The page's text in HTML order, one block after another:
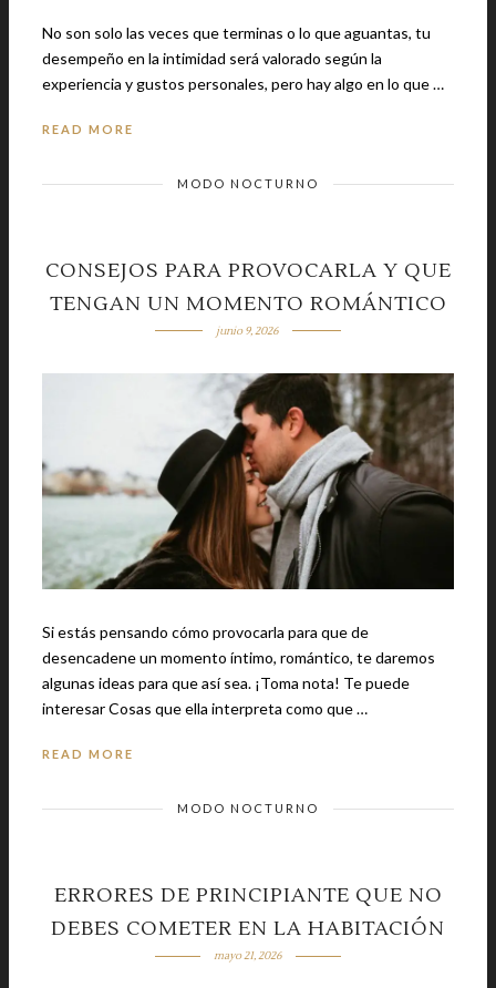
No son solo las veces que terminas o lo que aguantas, tu
desempeño en la intimidad será valorado según la
experiencia y gustos personales, pero hay algo en lo que …
READ MORE
MODO NOCTURNO
CONSEJOS PARA PROVOCARLA Y QUE
TENGAN UN MOMENTO ROMÁNTICO
junio 9, 2026
Si estás pensando cómo provocarla para que de
desencadene un momento íntimo, romántico, te daremos
algunas ideas para que así sea. ¡Toma nota! Te puede
interesar Cosas que ella interpreta como que …
READ MORE
MODO NOCTURNO
ERRORES DE PRINCIPIANTE QUE NO
DEBES COMETER EN LA HABITACIÓN
mayo 21, 2026